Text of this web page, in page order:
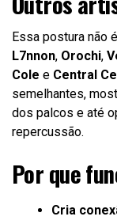
Essa postura não
L7nnon, Orochi,
Cole e Central
semelhantes,
dos palcos e até
repercussão.
Por que
Cria